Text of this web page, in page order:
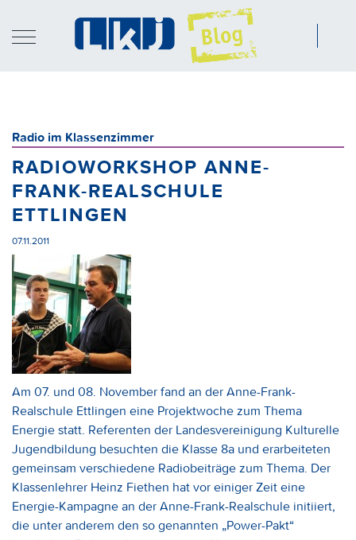
Radio im Klassenzimmer
RADIOWORKSHOP ANNE-
FRANK-REALSCHULE
ETTLINGEN
07.11.2011
Am 07. und 08. November fand an der Anne-Frank-
Realschule Ettlingen eine Projektwoche zum Thema
Energie statt. Referenten der Landesvereinigung Kulturelle
Jugendbildung besuchten die Klasse 8a und erarbeiteten
gemeinsam verschiedene Radiobeiträge zum Thema. Der
Klassenlehrer Heinz Fiethen hat vor einiger Zeit eine
Energie-Kampagne an der Anne-Frank-Realschule initiiert,
die unter anderem den so genannten „Power-Pakt“